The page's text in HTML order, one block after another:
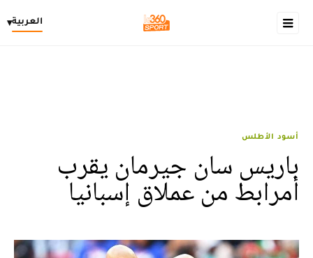
العربية▾
أسود الأطلس
باريس سان جيرمان يقرب
أمرابط من عملاق إسبانيا